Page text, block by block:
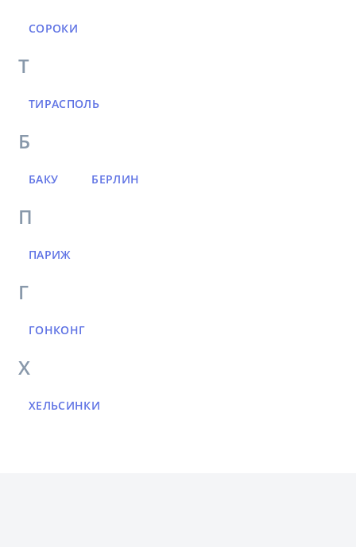
СОРОКИ
Т
ТИРАСПОЛЬ
Б
БАКУ БЕРЛИН
П
ПАРИЖ
Г
ГОНКОНГ
Х
ХЕЛЬСИНКИ